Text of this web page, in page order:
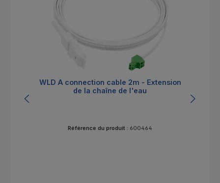
WLD A connection cable 2m - Extension
de la chaîne de l'eau
Référence du produit : 600464